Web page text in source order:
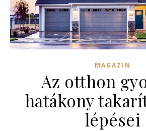
MAGAZIN
Az otthon
hatákony
lépései